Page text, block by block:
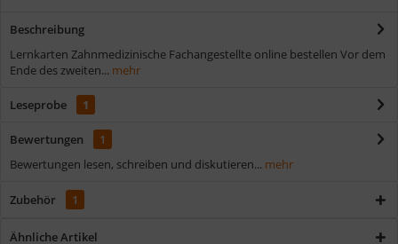
Beschreibung
Lernkarten Zahnmedizinische Fachangestellte online bestellen Vor dem
Ende des zweiten... mehr
Leseprobe 1
Bewertungen
1
Bewertungen lesen, schreiben und diskutieren... mehr
Zubehör 1
Ähnliche Artikel